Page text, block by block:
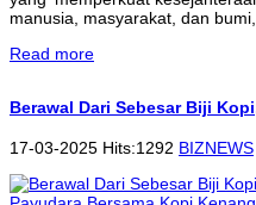
manusia, masyarakat, dan bumi,
Read more
Berawal Dari Sebesar Biji
17-03-2025 Hits:1292 BIZNEWS